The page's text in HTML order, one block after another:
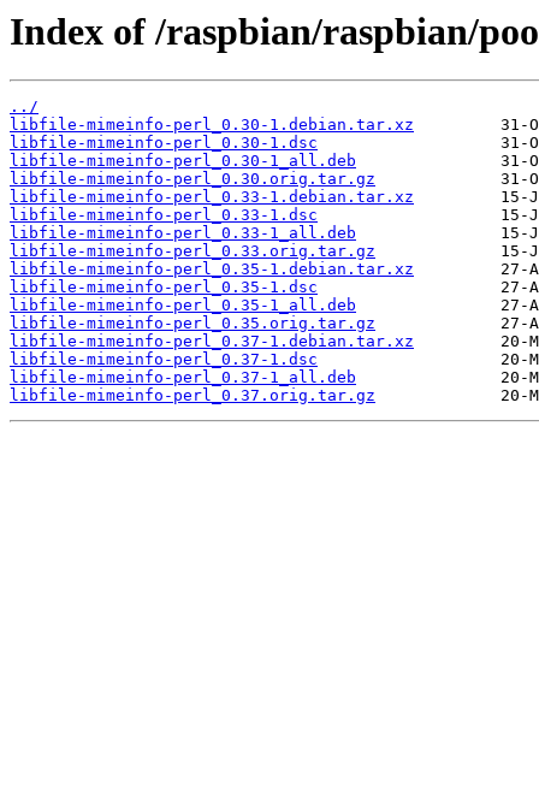
Index of /raspbian/raspbian/
../
libfile-mimeinfo-perl_0.30-1.debian.tar.xz
libfile-mimeinfo-perl_0.30-1.dsc
libfile-mimeinfo-perl_0.30-1_all.deb
libfile-mimeinfo-perl_0.30.orig.tar.gz
libfile-mimeinfo-perl_0.33-1.debian.tar.xz
libfile-mimeinfo-perl_0.33-1.dsc
libfile-mimeinfo-perl_0.33-1_all.deb
libfile-mimeinfo-perl_0.33.orig.tar.gz
libfile-mimeinfo-perl_0.35-1.debian.tar.xz
libfile-mimeinfo-perl_0.35-1.dsc
libfile-mimeinfo-perl_0.35-1_all.deb
libfile-mimeinfo-perl_0.35.orig.tar.gz
libfile-mimeinfo-perl_0.37-1.debian.tar.xz
libfile-mimeinfo-perl_0.37-1.dsc
libfile-mimeinfo-perl_0.37-1_all.deb
libfile-mimeinfo-perl_0.37.orig.tar.gz